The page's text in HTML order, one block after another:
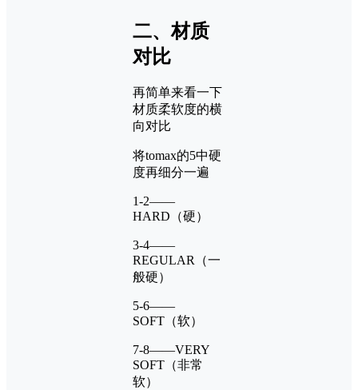
二、材质
对比
再简单来看一下
材质柔软度的横
向对比
将tomax的5中硬
度再细分一遍
1-2——
HARD（硬）
3-4——
REGULAR（一
般硬）
5-6——
SOFT（软）
7-8——VERY
SOFT（非常
软）